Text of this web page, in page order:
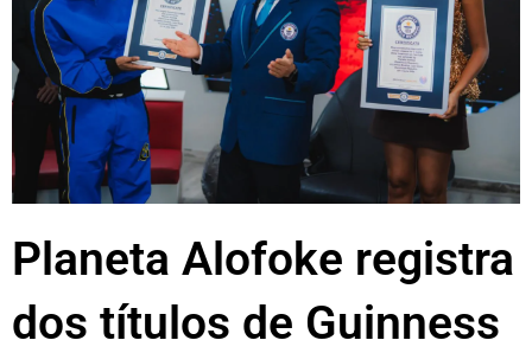
Planeta Alofoke registra
dos títulos de Guinness